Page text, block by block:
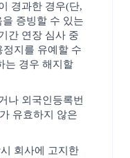
경과한 경우(단,
증빙할 수 있는
간 연장 심사 중
지를 유예할 수
는 경우 해지할
나 외국인등록번
유효하지 않은
회사에 고지한